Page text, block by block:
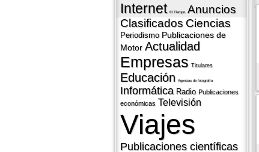
Internet El Tiempo
Anuncios
Clasificados Ciencias
Periodismo Publicaciones de
Motor Actualidad
Empresas Titulares
Educación Agencias de fotografí­a
Informática Radio Publicaciones
económicas Televisión
Viajes
Publicaciones cientí­ficas